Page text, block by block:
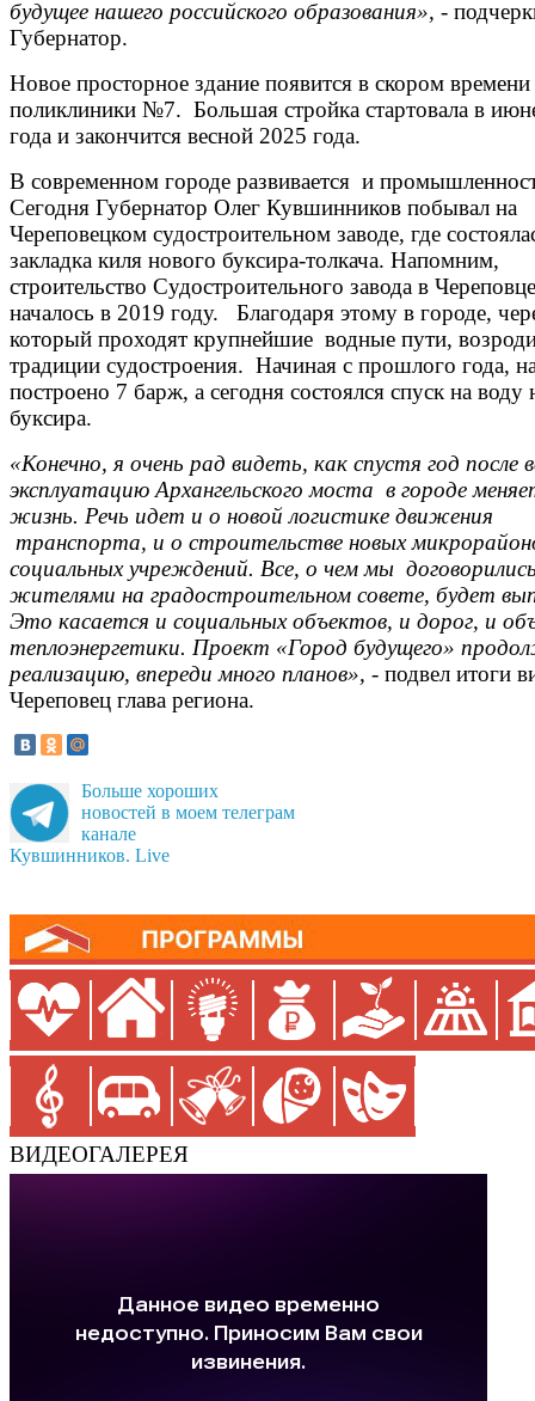
будущее нашего российского образования», -
Губернатор.
Новое просторное здание появится в скором
поликлиники №7. Большая стройка стартовала в
года и закончится весной 2025 года.
В современном городе развивается и
Сегодня Губернатор Олег Кувшинников побывал на
Череповецком судостроительном заводе, где
закладка киля нового буксира-толкача. Напомним,
строительство Судостроительного завода в Череповце
началось в 2019 году. Благодаря этому в городе,
который проходят крупнейшие водные пути,
традиции судостроения. Начиная с прошлого года,
построено 7 барж, а сегодня состоялся спуск на воду
буксира.
«Конечно, я очень рад видеть, как спустя год после
эксплуатацию Архангельского моста в городе
жизнь. Речь идет и о новой логистике движения
транспорта, и о строительстве новых
социальных учреждений. Все, о чем мы
жителями на градостроительном совете, будет
Это касается и социальных объектов, и дорог, и
теплоэнергетики. Проект «Город будущего»
реализацию, впереди много планов», - подвел итоги
Череповец глава региона.
Больше хороших
новостей в моем телеграм
канале
Кувшинников. Live
ВИДЕОГАЛЕРЕЯ